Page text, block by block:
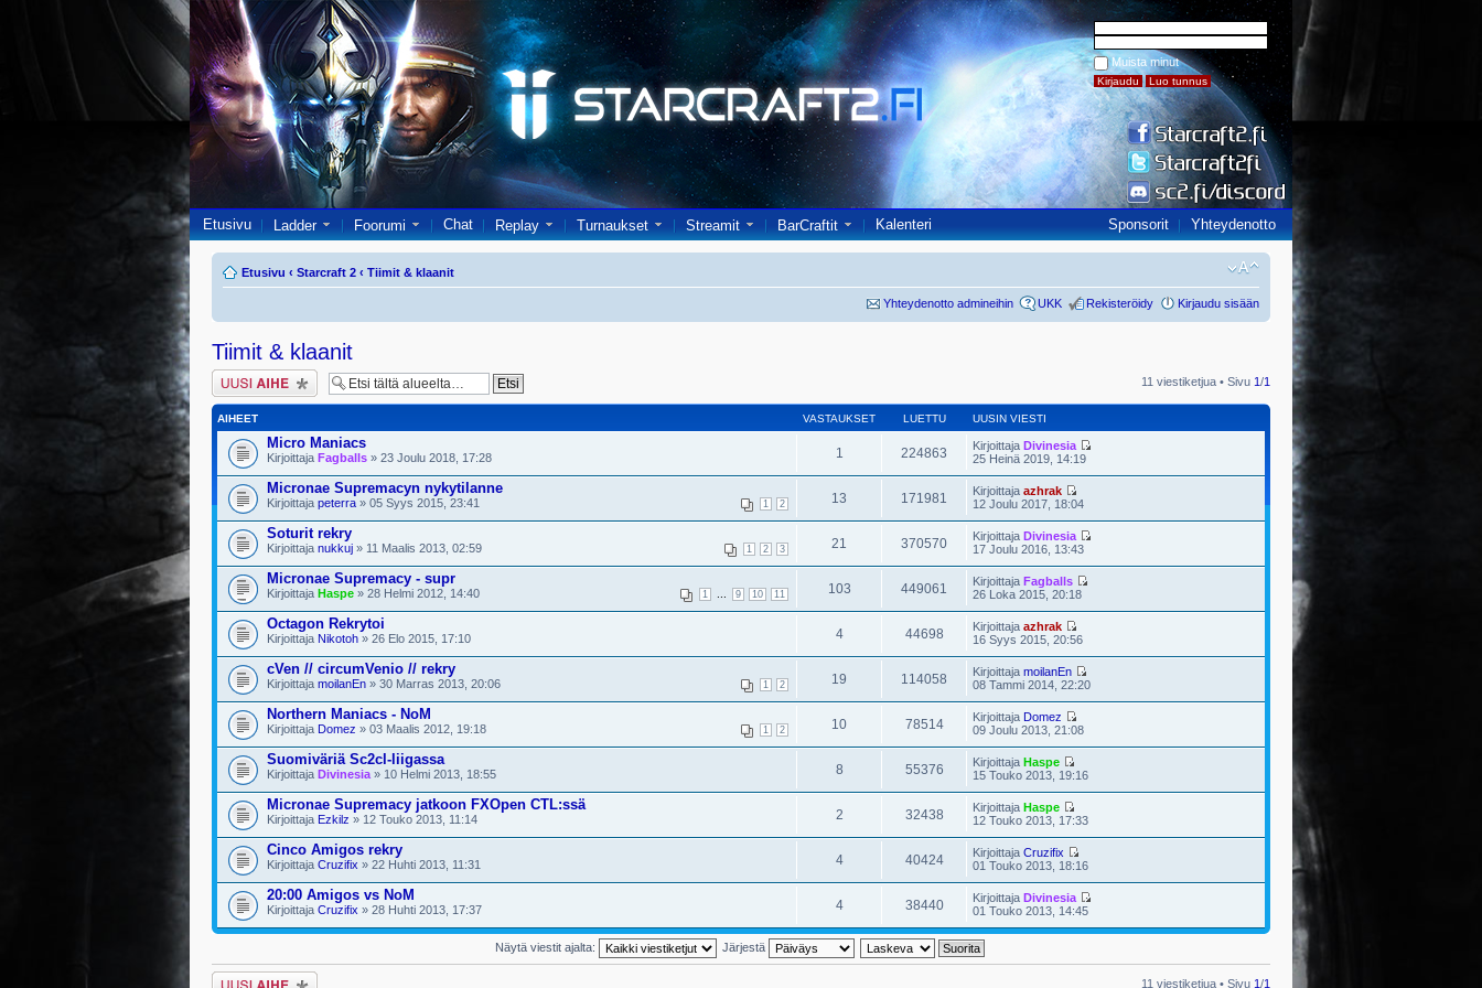
Muista minut
Etusivu Ladder Foorumi Chat Replay Turnaukset Streamit BarCraftit Kalenteri Sponsorit Yhteydenotto
Etusivu ‹ Starcraft 2 ‹ Tiimit & klaanit
Yhteydenotto admineihin UKK Rekisteröidy Kirjaudu sisään
Tiimit & klaanit
Lähetä uusi viesti 11 viestiketjua • Sivu 1/1
AIHEET VASTAUKSET LUETTU UUSIN VIESTI
Micro Maniacs
Kirjoittaja Fagballs » 23 Joulu 2018, 17:28 1 224863 Kirjoittaja Divinesia
25 Heinä 2019, 14:19
Micronae Supremacyn nykytilanne
1 2
Kirjoittaja peterra » 05 Syys 2015, 23:41 13 171981 Kirjoittaja azhrak
12 Joulu 2017, 18:04
Soturit rekry
1 2 3
Kirjoittaja nukkuj » 11 Maalis 2013, 02:59 21 370570 Kirjoittaja Divinesia
17 Joulu 2016, 13:43
Micronae Supremacy - supr
1 9 10 11
Kirjoittaja Haspe » 28 Helmi 2012, 14:40 103 449061 Kirjoittaja Fagballs
26 Loka 2015, 20:18
Octagon Rekrytoi
Kirjoittaja Nikotoh » 26 Elo 2015, 17:10 4 44698 Kirjoittaja azhrak
16 Syys 2015, 20:56
cVen // circumVenio // rekry
1 2
Kirjoittaja moilanEn » 30 Marras 2013, 20:06 19 114058 Kirjoittaja moilanEn
08 Tammi 2014, 22:20
Northern Maniacs - NoM
1 2
Kirjoittaja Domez » 03 Maalis 2012, 19:18 10 78514 Kirjoittaja Domez
09 Joulu 2013, 21:08
Suomiväriä Sc2cl-liigassa
Kirjoittaja Divinesia » 10 Helmi 2013, 18:55 8 55376 Kirjoittaja Haspe
15 Touko 2013, 19:16
Micronae Supremacy jatkoon FXOpen CTL:ssä
Kirjoittaja Ezkilz » 12 Touko 2013, 11:14 2 32438 Kirjoittaja Haspe
12 Touko 2013, 17:33
Cinco Amigos rekry
Kirjoittaja Cruzifix » 22 Huhti 2013, 11:31 4 40424 Kirjoittaja Cruzifix
01 Touko 2013, 18:16
20:00 Amigos vs NoM
Kirjoittaja Cruzifix » 28 Huhti 2013, 17:37 4 38440 Kirjoittaja Divinesia
01 Touko 2013, 14:45
Näytä viestit ajalta: Järjestä
Lähetä uusi viesti 11 viestiketjua • Sivu 1/1